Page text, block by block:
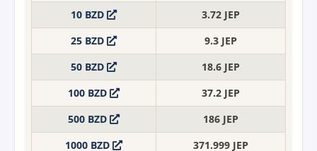
10 BZD
3.72 JEP
25 BZD
9.3 JEP
50 BZD
18.6 JEP
100 BZD
37.2 JEP
500 BZD
186 JEP
1000 BZD
371.999 JEP